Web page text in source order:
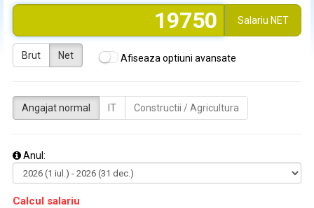
Salariu NET
Brut Net Afiseaza optiuni avansate
Angajat normal IT Constructii / Agricultura
Anul:
Calcul salariu